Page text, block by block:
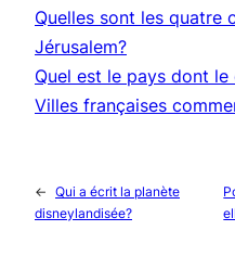
Quelles sont les quatre
Jérusalem?
Quel est le pays dont
Villes françaises
← Qui a écrit la planète
disneylandisée?